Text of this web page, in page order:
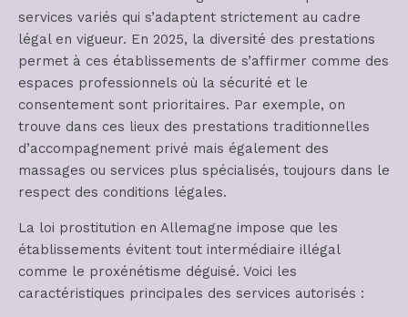
services variés qui s’adaptent strictement au cadre
légal en vigueur. En 2025, la diversité des prestations
permet à ces établissements de s’affirmer comme des
espaces professionnels où la sécurité et le
consentement sont prioritaires. Par exemple, on
trouve dans ces lieux des prestations traditionnelles
d’accompagnement privé mais également des
massages ou services plus spécialisés, toujours dans le
respect des conditions légales.
La loi prostitution en Allemagne impose que les
établissements évitent tout intermédiaire illégal
comme le proxénétisme déguisé. Voici les
caractéristiques principales des services autorisés :